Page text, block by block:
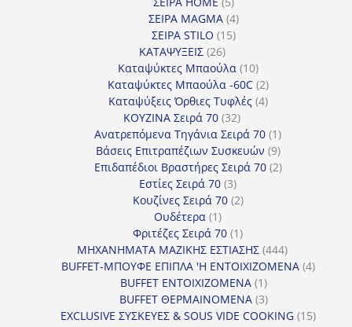
προϊόντα
ΣΕΙΡΑ MAGMA 44
προϊόντα
ΣΕΙΡΑ STILO 1515
ΚΑΤΑΨΥΞΕΙΣ 2626
προϊόντα
Καταψύκτες Μπαούλα 1010
προϊόντα
Καταψύκτες Μπαούλα -60C 22
προϊόντα
Καταψύξεις Όρθιες Τυφλές 44
ΚΟΥΖΙΝΑ Σειρά 70 3232
προϊόντα
Ανατρεπόμενα Τηγάνια Σειρά 70 11
προϊόν
Βάσεις Επιτραπέζιων Συσκευών 99
προϊόντα
Επιδαπέδιοι Βραστήρες Σειρά 70 22
Εστίες Σειρά 70 33
προϊόντα
Κουζίνες Σειρά 70 22
Ουδέτερα 11
προϊόν
Φριτέζες Σειρά 70 11
προϊόν
ΜΗΧΑΝΗΜΑΤΑ ΜΑΖΙΚΗΣ ΕΣΤΙΑΣΗΣ 444444
προϊόντα
BUFFET-ΜΠΟΥΦΕ ΕΠΙΠΛΑ 'Η ΕΝΤΟΙΧΙΖΟΜΕΝΑ 44
BUFFET ΕΝΤΟΙΧΙΖΟΜΕΝΑ 11
προϊόν
BUFFET ΘΕΡΜΑΙΝΟΜΕΝΑ 33
προϊόντα
EXCLUSIVE ΣΥΣΚΕΥΕΣ & SOUS VIDE COOKING 1515